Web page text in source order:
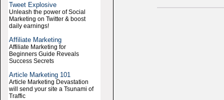
Tweet Explosive
Unleash the power of Social
Marketing on Twitter & boost
daily earnings!
Affiliate Marketing
Affiliate Marketing for
Beginners Guide Reveals
Success Secrets
Article Marketing 101
Article Marketing Devastation
will send your site a Tsunami of
Traffic